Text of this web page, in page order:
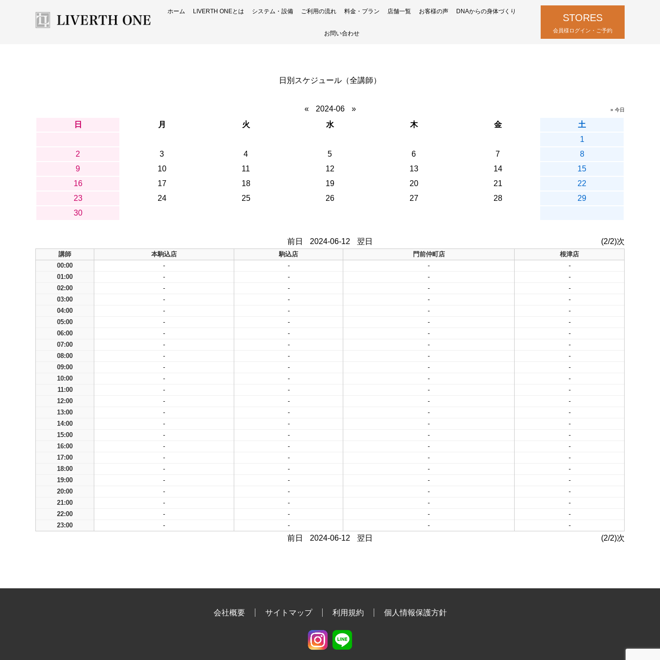
ホーム LIVERTH ONEとは システム・設備 ご利用の流れ 料金・プラン 店舗一覧 お客様の声 DNAからの身体づくり
お問い合わせ
STORES
会員様ログイン・ご予約
日別スケジュール（全講師）
« 2024-06 » » 今日
日 月 火 水 木 金
土
1
2
3 4 5 6 7
8
9
10 11 12 13 14
15
16
17 18 19 20 21
22
23
24 25 26 27 28
29
30
前日 2024-06-12 翌日 (2/2)次
講師 本駒込店 駒込店 門前仲町店
根津店
00:00
- - -
-
01:00
- - -
-
02:00
- - -
-
03:00
- - -
-
04:00
- - -
-
05:00
- - -
-
06:00
- - -
-
07:00
- - -
-
08:00
- - -
-
09:00
- - -
-
10:00
- - -
-
11:00
- - -
-
12:00
- - -
-
13:00
- - -
-
14:00
- - -
-
15:00
- - -
-
16:00
- - -
-
17:00
- - -
-
18:00
- - -
-
19:00
- - -
-
20:00
- - -
-
21:00
- - -
-
22:00
- - -
-
23:00
- - - -
前日 2024-06-12 翌日 (2/2)次
会社概要 サイトマップ 利用規約 個人情報保護方針